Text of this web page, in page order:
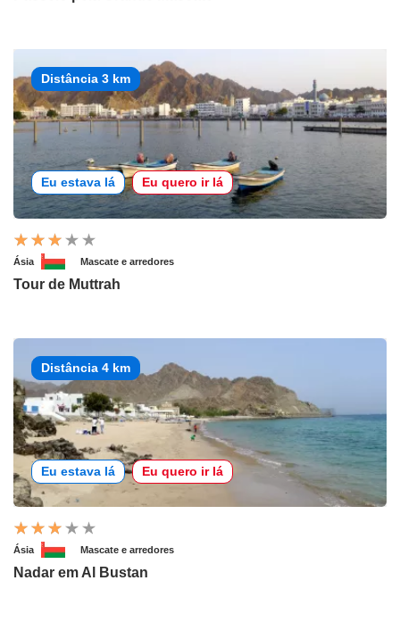
Distância 3 km
Eu estava lá Eu quero ir lá
Ásia Mascate e arredores
Tour de Muttrah
Distância 4 km
Eu estava lá Eu quero ir lá
Ásia Mascate e arredores
Nadar em Al Bustan